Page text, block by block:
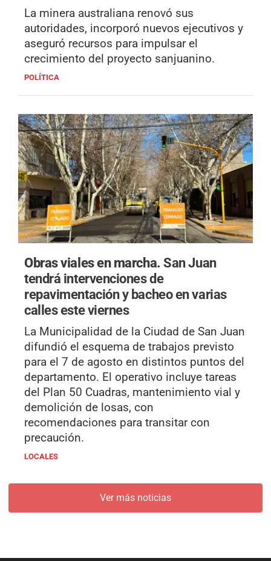
La minera australiana renovó sus
autoridades, incorporó nuevos ejecutivos y
aseguró recursos para impulsar el
crecimiento del proyecto sanjuanino.
POLÍTICA
Obras viales en marcha.San Juan
tendrá intervenciones de
repavimentación y bacheo en varias
calles este viernes
La Municipalidad de la Ciudad de San Juan
difundió el esquema de trabajos previsto
para el 7 de agosto en distintos puntos del
departamento. El operativo incluye tareas
del Plan 50 Cuadras, mantenimiento vial y
demolición de losas, con
recomendaciones para transitar con
precaución.
LOCALES
Ver más noticias